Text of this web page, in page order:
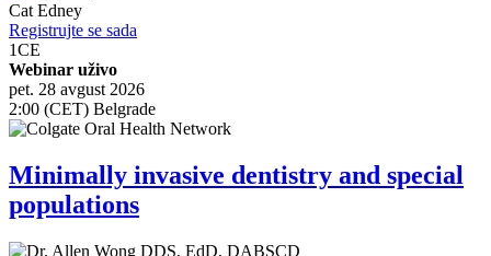
Cat Edney
Registrujte se sada
1CE
Webinar uživo
pet. 28 avgust 2026
2:00 (CET) Belgrade
Minimally invasive dentistry and special
populations